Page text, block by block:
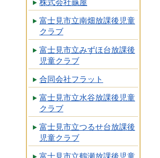
株式会社龜屋
富士見市立南畑放課後児童
クラブ
富士見市立みずほ台放課後
児童クラブ
合同会社フラット
富士見市立水谷放課後児童
クラブ
富士見市立つるせ台放課後
児童クラブ
富士見市立鶴瀬放課後児童